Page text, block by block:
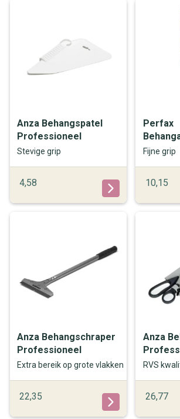
Anza Behangspatel
Professioneel
Stevige grip
4,58
Perfax
Fijne grip
10,15
Anza Behangschraper
Professioneel
Extra bereik op grote vlakken
22,35
Anza
RVS
26,77